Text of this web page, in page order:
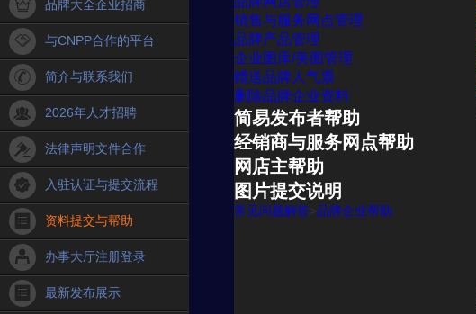
品牌大全企业招商
与CNPP合作的平台
简介与联系我们
2026年人才招聘
法律声明文件合作
入驻认证与提交流程
资料提交与帮助
办事大厅注册登录
最新发布展示
销售与服务网点管理
品牌产品管理
企业图库/美图管理
赠送品牌人气票
删除品牌企业资料
简易发布者帮助
经销商与服务网点帮助
网店主帮助
图片提交说明
常见问题解答 品牌企业帮助